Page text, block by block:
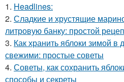
1. Headlines:
2. Сладкие и хрустящие
литровую банку: простой
3. Как хранить яблоки зимой
свежими: простые советы
4. Советы, как сохранить
способы и секреты